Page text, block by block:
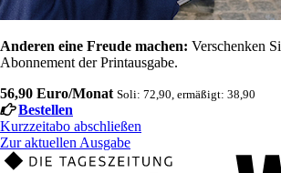
Anderen eine Freude machen: Verschenken
Abonnement der Printausgabe.
56,90 Euro/Monat Soli: 72,90, ermäßigt: 38,90
Bestellen
Kurzzeitabo abschließen
Zur aktuellen Ausgabe